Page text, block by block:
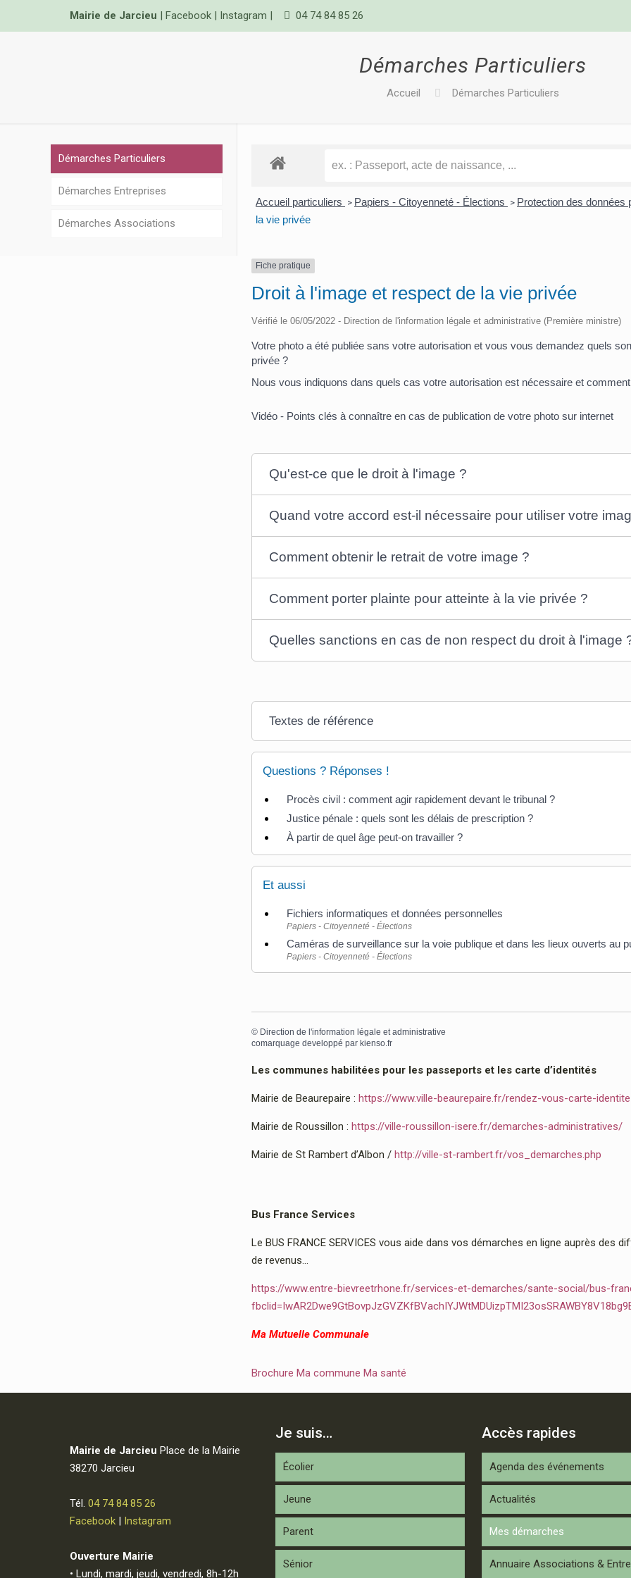
Mairie de Jarcieu | Facebook| Instagram | 04 74 84 85 26
Démarches Particuliers
Accueil Démarches Particuliers
Accueil particuliers > Papiers - Citoyenneté - Élections > Protection des données
la vie privée
Fiche pratique
Droit à l'image et respect de la vie privée
Vérifié le 06/05/2022 - Direction de l'information légale et administrative (Première ministre)
Votre photo a été publiée sans votre autorisation et vous vous demandez quels
privée ?
Nous vous indiquons dans quels cas votre autorisation est nécessaire et
Vidéo - Points clés à connaître en cas de publication de votre photo sur internet
Qu'est-ce que le droit à l'image ?
Quand votre accord est-il nécessaire pour utiliser votre
Comment obtenir le retrait de votre image ?
Comment porter plainte pour atteinte à la vie privée ?
Quelles sanctions en cas de non respect du droit à l'image
Textes de référence
Questions ? Réponses !
Procès civil : comment agir rapidement devant le tribunal ?
Justice pénale : quels sont les délais de prescription ?
À partir de quel âge peut-on travailler ?
Et aussi
Fichiers informatiques et données personnelles
Papiers - Citoyenneté - Élections
Caméras de surveillance sur la voie publique et dans les lieux ouverts au
Papiers - Citoyenneté - Élections
© Direction de l'information légale et administrative
comarquage developpé par kienso.fr
Les communes habilitées pour les passeports et les carte d’identités
Mairie de Beaurepaire : https://www.ville-beaurepaire.fr/rendez-vous-carte-
Mairie de Roussillon : https://ville-roussillon-isere.fr/demarches-administratives/
Mairie de St Rambert d’Albon / http://ville-st-rambert.fr/vos_demarches.php
Bus France Services
Le BUS FRANCE SERVICES vous aide dans vos démarches en ligne auprès des
de revenus…
https://www.entre-bievreetrhone.fr/services-et-demarches/sante-social/bus-
Ma Mutuelle Communale
Brochure Ma commune Ma santé
Démarches Particuliers
Démarches Entreprises
Démarches Associations
Mairie de Jarcieu Place de la Mairie
38270 Jarcieu
Tél. 04 74 84 85 26
Facebook| Instagram
Ouverture Mairie
• Lundi, mardi, jeudi, vendredi, 8h-12h
Je suis…
Écolier
Jeune
Parent
Sénior
Accès rapides
Agenda des événements
Actualités
Mes démarches
Annuaire Associations &